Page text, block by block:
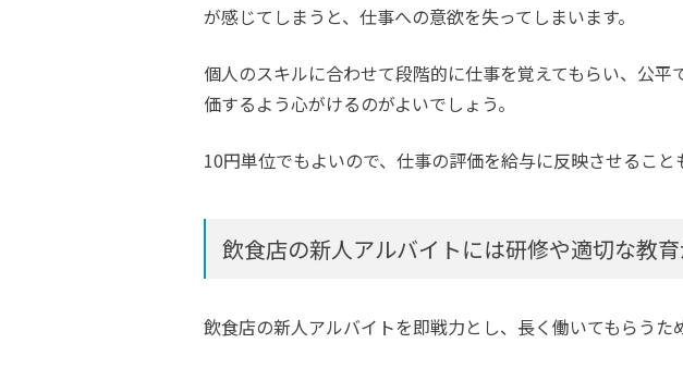
が感じてしまうと、仕事への意欲を失ってしまいます。
個人のスキルに合わせて段階的に仕事を覚えてもらい、公
価するよう心がけるのがよいでしょう。
10円単位でもよいので、仕事の評価を給与に反映させること
飲食店の新人アルバイトには研修や適切な教
飲食店の新人アルバイトを即戦力とし、長く働いてもらうた